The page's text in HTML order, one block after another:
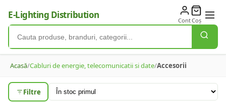
E-Lighting Distribution ContCoș
Acasă/Cabluri de energie, telecomunicatii si date/Accesorii
Filtre